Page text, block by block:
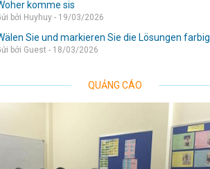
komme sis
bởi Huyhuy - 19/03/2026
Sie und markieren Sie die Lösungen farbig
bởi Guest - 18/03/2026
QUẢNG CÁO